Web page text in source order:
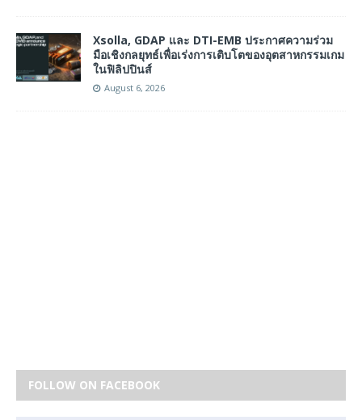
Xsolla, GDAP และ DTI-EMB ประกาศความร่วม
มือเชิงกลยุทธ์เพื่อเร่งการเติบโตของอุตสาหกรรมเกม
ในฟิลิปปินส์
August 6, 2026
FOLLOW ON FACEBOOK